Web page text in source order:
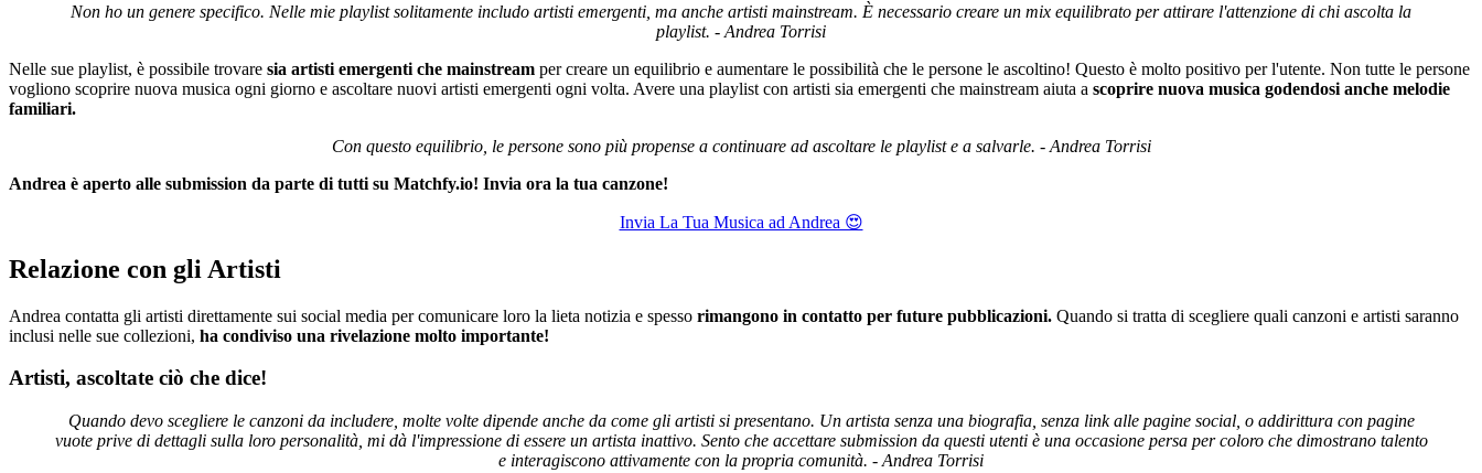
Non ho un genere specifico. Nelle mie playlist solitamente includo artisti emergenti, ma anche artisti mainstream. È necessario creare un mix equilibrato per attirare l'attenzione di chi ascolta la
playlist. - Andrea Torrisi
Nelle sue playlist, è possibile trovare sia artisti emergenti che mainstream per creare un equilibrio e aumentare le possibilità che le persone le ascoltino! Questo è molto positivo per l'utente. Non tutte le persone
vogliono scoprire nuova musica ogni giorno e ascoltare nuovi artisti emergenti ogni volta. Avere una playlist con artisti sia emergenti che mainstream aiuta a scoprire nuova musica godendosi anche melodie
familiari.
Con questo equilibrio, le persone sono più propense a continuare ad ascoltare le playlist e a salvarle. - Andrea Torrisi
Andrea è aperto alle submission da parte di tutti su Matchfy.io! Invia ora la tua canzone!
Invia La Tua Musica ad Andrea 😍
Relazione con gli Artisti
Andrea contatta gli artisti direttamente sui social media per comunicare loro la lieta notizia e spesso rimangono in contatto per future pubblicazioni. Quando si tratta di scegliere quali canzoni e artisti saranno
inclusi nelle sue collezioni, ha condiviso una rivelazione molto importante!
Artisti, ascoltate ciò che dice!
Quando devo scegliere le canzoni da includere, molte volte dipende anche da come gli artisti si presentano. Un artista senza una biografia, senza link alle pagine social, o addirittura con pagine
vuote prive di dettagli sulla loro personalità, mi dà l'impressione di essere un artista inattivo. Sento che accettare submission da questi utenti è una occasione persa per coloro che dimostrano talento
e interagiscono attivamente con la propria comunità. - Andrea Torrisi